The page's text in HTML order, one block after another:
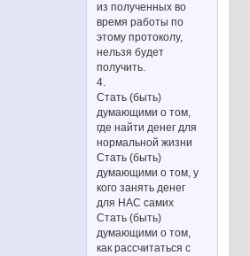
из полученных во
время работы по
этому протоколу,
нельзя будет
получить.
4.
Стать (быть)
думающими о том,
где найти денег для
нормальной жизни
Стать (быть)
думающими о том, у
кого занять денег
для НАС самих
Стать (быть)
думающими о том,
как рассчитаться с